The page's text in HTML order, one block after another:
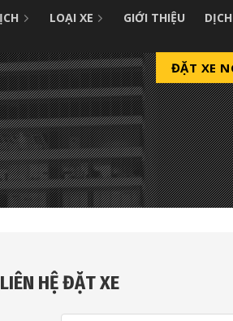
LOẠI XE GIỚI THIỆU
ĐẶT XE
LIÊN HỆ ĐẶT XE